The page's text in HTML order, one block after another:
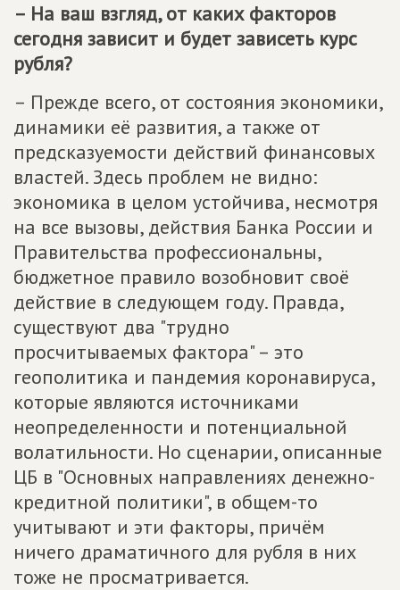
– На ваш взгляд, от каких факторов
сегодня зависит и будет зависеть курс
рубля?
– Прежде всего, от состояния экономики,
динамики её развития, а также от
предсказуемости действий финансовых
властей. Здесь проблем не видно:
экономика в целом устойчива, несмотря
на все вызовы, действия Банка России и
Правительства профессиональны,
бюджетное правило возобновит своё
действие в следующем году. Правда,
существуют два "трудно
просчитываемых фактора" – это
геополитика и пандемия коронавируса,
которые являются источниками
неопределенности и потенциальной
волатильности. Но сценарии, описанные
ЦБ в "Основных направлениях денежно-
кредитной политики", в общем-то
учитывают и эти факторы, причём
ничего драматичного для рубля в них
тоже не просматривается.